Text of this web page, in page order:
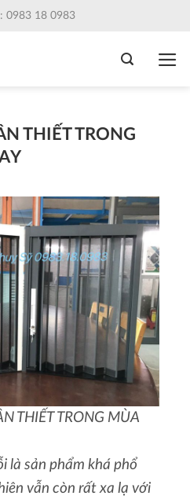
0983 18 0983
THIẾT TRONG
THIẾT TRONG MÙA
là sản phẩm khá phổ
vẫn còn rất xa lạ với